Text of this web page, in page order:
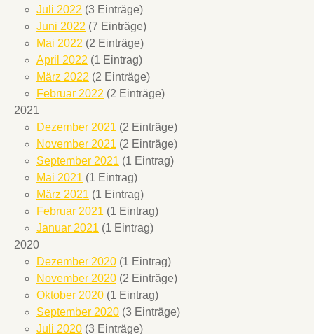
Juli 2022 (3 Einträge)
Juni 2022 (7 Einträge)
Mai 2022 (2 Einträge)
April 2022 (1 Eintrag)
März 2022 (2 Einträge)
Februar 2022 (2 Einträge)
2021
Dezember 2021 (2 Einträge)
November 2021 (2 Einträge)
September 2021 (1 Eintrag)
Mai 2021 (1 Eintrag)
März 2021 (1 Eintrag)
Februar 2021 (1 Eintrag)
Januar 2021 (1 Eintrag)
2020
Dezember 2020 (1 Eintrag)
November 2020 (2 Einträge)
Oktober 2020 (1 Eintrag)
September 2020 (3 Einträge)
Juli 2020 (3 Einträge)